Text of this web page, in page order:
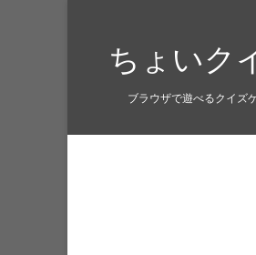
ちょいク
ブラウザで遊べるクイズ